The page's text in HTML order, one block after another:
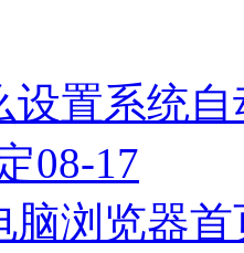
设置系统
08-17
脑浏览器